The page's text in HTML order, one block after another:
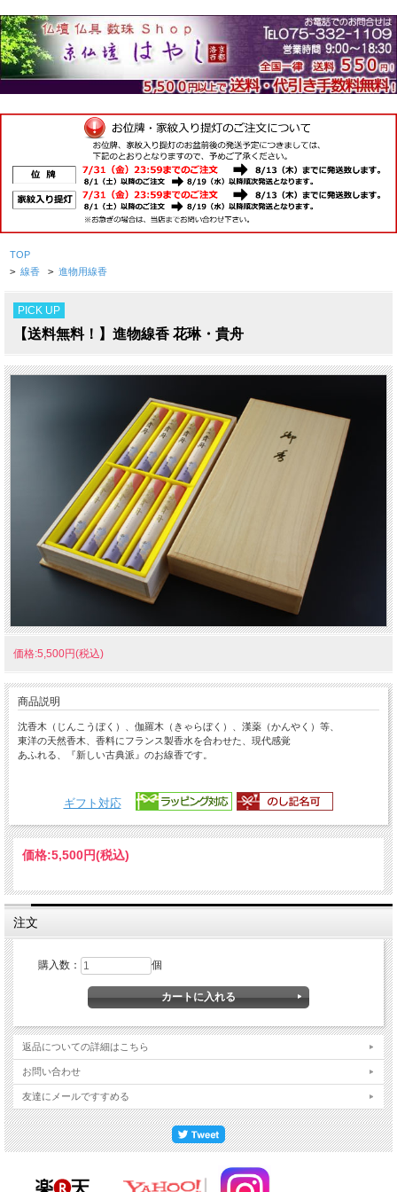
TOP
> 線香 > 進物用線香
PICK UP
【送料無料！】進物線香 花琳・貴舟
価格:5,500円(税込)
商品説明
沈香木（じんこうぼく）、伽羅木（きゃらぼく）、漢薬（かんやく）等、
東洋の天然香木、香料にフランス製香水を合わせた、現代感覚
あふれる、『新しい古典派』のお線香です。
ギフト対応
価格:5,500円(税込)
注文
購入数： 個
返品についての詳細はこちら
お問い合わせ
友達にメールですすめる